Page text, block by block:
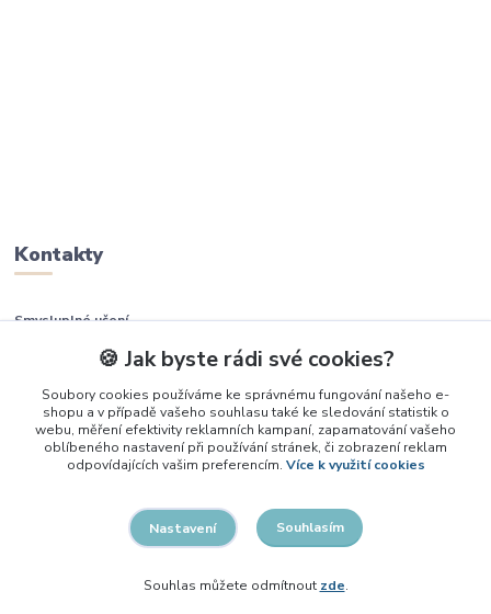
Kontakty
Smysluplné učení
+420 737 937 936
info@smysluplneuceni.cz
Vytvořeno na
Eshop-rychle.cz
🍪 Jak byste rádi své cookies?
Soubory cookies používáme ke správnému fungování našeho e-
shopu a v případě vašeho souhlasu také ke sledování statistik o
webu, měření efektivity reklamních kampaní, zapamatování vašeho
oblíbeného nastavení při používání stránek, či zobrazení reklam
odpovídajících vašim preferencím. Více k využití cookies
Nastavení Souhlasím
Souhlas můžete odmítnout zde.